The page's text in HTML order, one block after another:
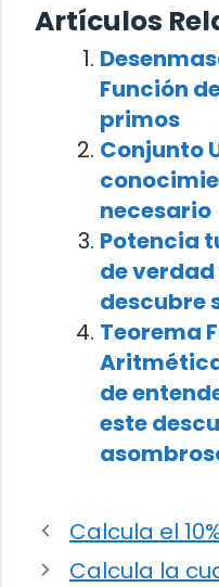
Artículos
Función
primos
Conjunto
necesario
Potencia
de
descubre
Teorema
de
este
Calcula el
Calcula la